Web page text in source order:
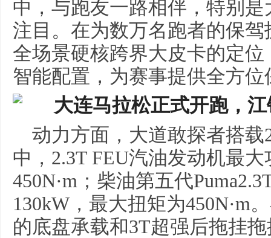
中，与跑友一路相伴，特别
注目。在为数万名跑者的保
全场景硬核跨界大皮卡的定
智能配置，为赛事提供全方位
动力方面，大道敢探者搭
中，2.3T FEU汽油发动机最
450N·m；柴油第五代
130kW，最大扭矩为450N·m
的底盘承载和3T超强后拖挂